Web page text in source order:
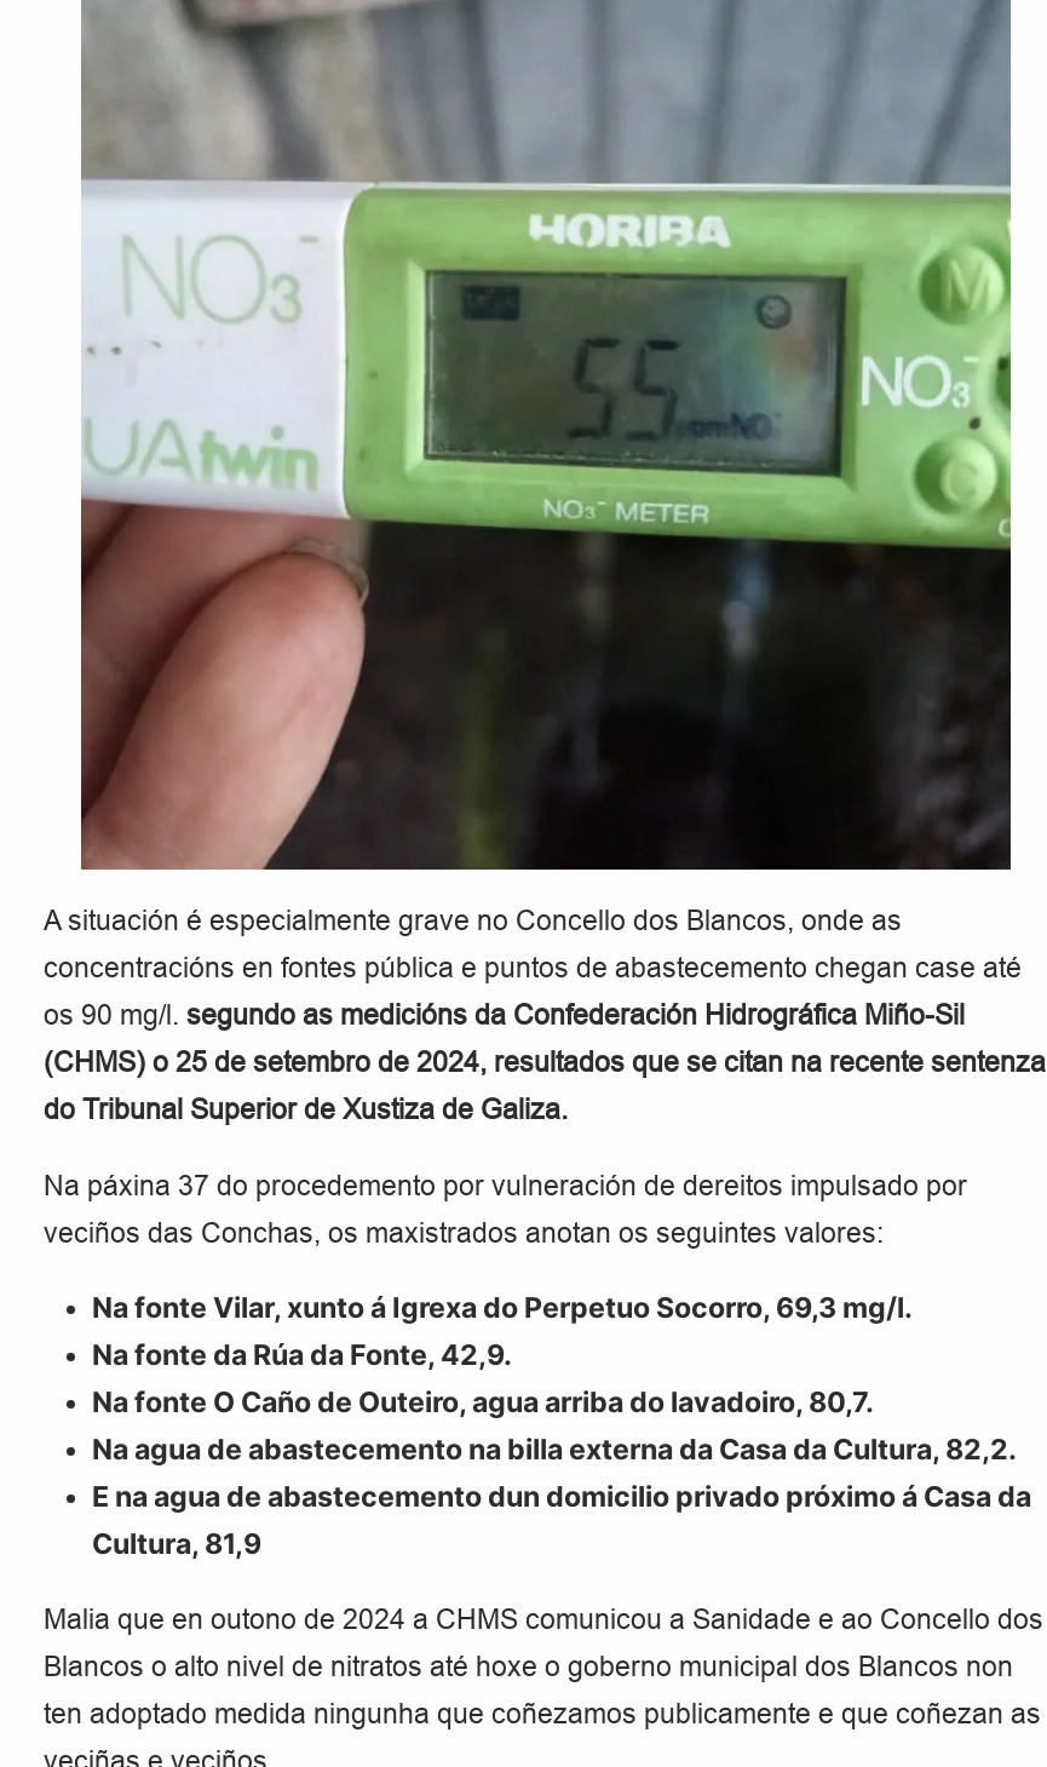
A situación é especialmente grave no Concello dos Blancos, onde as
concentracións en fontes pública e puntos de abastecemento chegan case até
os 90 mg/l. segundo as medicións da Confederación Hidrográfica Miño-Sil
(CHMS) o 25 de setembro de 2024, resultados que se citan na recente sentenza
do Tribunal Superior de Xustiza de Galiza.
Na páxina 37 do procedemento por vulneración de dereitos impulsado por
veciños das Conchas, os maxistrados anotan os seguintes valores:
Na fonte Vilar, xunto á Igrexa do Perpetuo Socorro, 69,3 mg/l.
Na fonte da Rúa da Fonte, 42,9.
Na fonte O Caño de Outeiro, agua arriba do lavadoiro, 80,7.
Na agua de abastecemento na billa externa da Casa da Cultura, 82,2.
E na agua de abastecemento dun domicilio privado próximo á Casa da
Cultura, 81,9
Malia que en outono de 2024 a CHMS comunicou a Sanidade e ao Concello dos
Blancos o alto nivel de nitratos até hoxe o goberno municipal dos Blancos non
ten adoptado medida ningunha que coñezamos publicamente e que coñezan as